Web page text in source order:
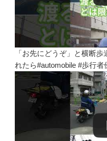
「お先にどうぞ」と横断
れたら#automobile #歩行者